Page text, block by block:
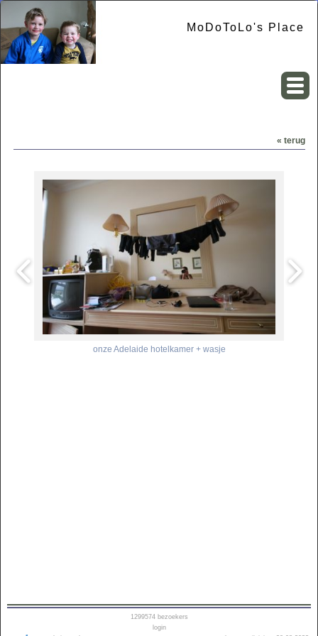
MoDoToLo's Place
« terug
onze Adelaide hotelkamer + wasje
1299574bezoekers
login